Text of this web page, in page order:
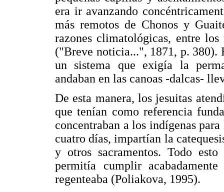
era ir avanzando
más remotos de Chonos y
razones climatológicas, entre
("Breve noticia...", 1871, p. 380).
un sistema que exigía la
andaban en las canoas -dalcas-
De esta manera, los jesuitas
que tenían como referencia
concentraban a los indígenas
cuatro días, impartían la
y otros sacramentos. Todo
permitía cumplir
regenteaba (Poliakova, 1995).